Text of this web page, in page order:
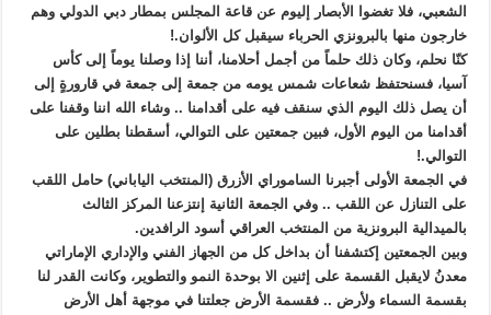
الشعبي، فلا تغضوا الأبصار إليوم عن قاعة المجلس بمطار دبي الدولي وهم
خارجون منها بالبرونزي الحرباء سيقبل كل الألوان.!
كنّا نحلم، وكان ذلك حلماً من أجمل أحلامنا، أننا إذا وصلنا يوماً إلى كأس
آسيا، فسنحتفظ شعاعات شمس يومه من جمعة إلى جمعة في قارورةٍ إلى
أن يصل ذلك اليوم الذي سنقف فيه على أقدامنا .. وشاء الله اننا وقفنا على
أقدامنا من اليوم الأول، فبين جمعتين على التوالي، أسقطنا بطلين على
التوالي.!
في الجمعة الأولى أجبرنا الساموراي الأزرق (المنتخب الياباني) حامل اللقب
على التنازل عن اللقب .. وفي الجمعة الثانية إنتزعنا المركز الثالث
بالميدالية البرونزية من المنتخب العراقي أسود الرافدين.
وبين الجمعتين إكتشفنا أن بداخل كل من الجهاز الفني والإداري الإماراتي
معدنُ لايقبل القسمة على إثنين الا بوحدة النمو والتطوير، وكانت القدر لنا
بقسمة السماء ولأرض .. فقسمة الأرض جعلتنا في موجهة أهل الأرض